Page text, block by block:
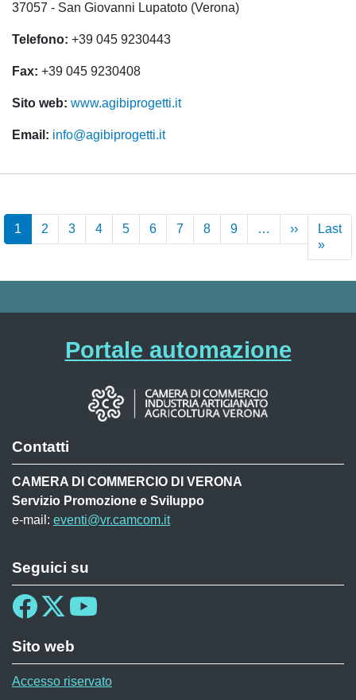
37057 - San Giovanni Lupatoto (Verona)
Telefono: +39 045 9230443
Fax: +39 045 9230408
Sito web: www.agibiprogetti.it
Email: info@agibiprogetti.it
Seitennummerierung
1 2 3 4 5 6 7 8 9 … ›› Nächste
Seite
Last
»
Seite
Portale automazione
Contatti
CAMERA DI COMMERCIO DI VERONA
Servizio Promozione e Sviluppo
e-mail: eventi@vr.camcom.it
Seguici su
Sito web
Accesso riservato